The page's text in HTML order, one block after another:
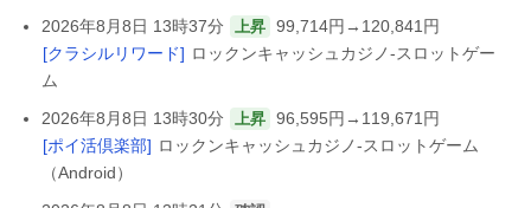
2026年8月8日 13時37分
上昇 99,714円→120,841円
[クラシルリワード] ロックンキャッシュカジノ-スロットゲー
ム
2026年8月8日 13時30分
上昇 96,595円→119,671円
[ポイ活倶楽部] ロックンキャッシュカジノ-スロットゲーム
（Android）